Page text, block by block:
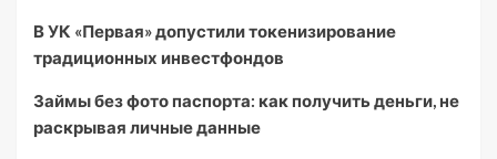
В УК «Первая» допустили токенизирование
традиционных инвестфондов
Займы без фото паспорта: как получить деньги, не
раскрывая личные данные